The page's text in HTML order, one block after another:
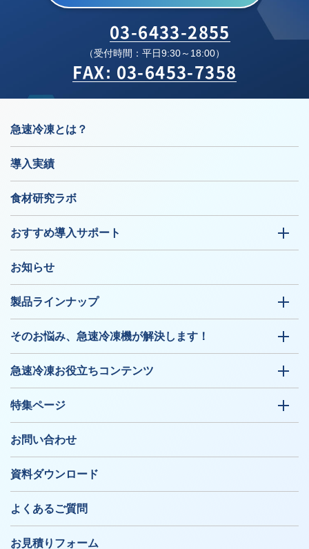
03-6433-2855
（受付時間：平日9:30～18:00）
FAX: 03-6453-7358
急速冷凍とは？
導入実績
食材研究ラボ
おすすめ導入サポート
お知らせ
製品ラインナップ
そのお悩み、急速冷凍機が解決します！
急速冷凍お役立ちコンテンツ
特集ページ
お問い合わせ
資料ダウンロード
よくあるご質問
お見積りフォーム